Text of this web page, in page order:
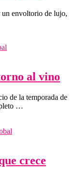
un envoltorio de lujo,
al vino
de la temporada de
…
crece